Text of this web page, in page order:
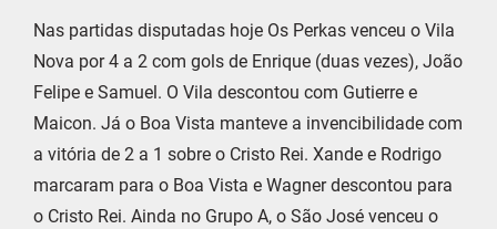
Nas partidas disputadas hoje Os Perkas venceu o Vila
Nova por 4 a 2 com gols de Enrique (duas vezes), João
Felipe e Samuel. O Vila descontou com Gutierre e
Maicon. Já o Boa Vista manteve a invencibilidade com
a vitória de 2 a 1 sobre o Cristo Rei. Xande e Rodrigo
marcaram para o Boa Vista e Wagner descontou para
o Cristo Rei. Ainda no Grupo A, o São José venceu o